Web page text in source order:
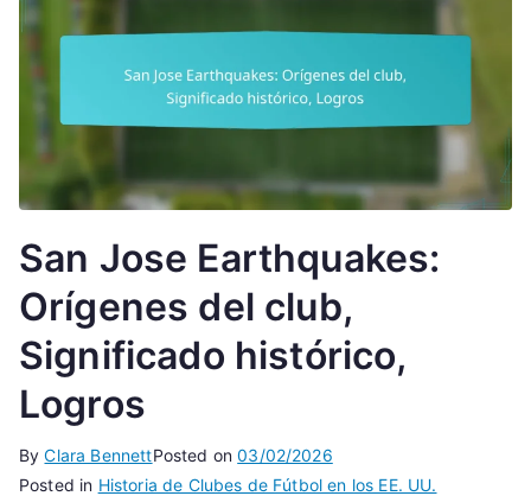
San Jose Earthquakes:
Orígenes del club,
Significado histórico,
Logros
ByClara BennettPosted on03/02/2026
Posted in Historia de Clubes de Fútbol en los EE. UU.